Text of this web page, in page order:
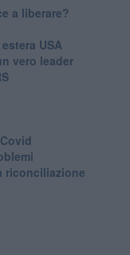
a liberare?
USA
vero leader
riconciliazione